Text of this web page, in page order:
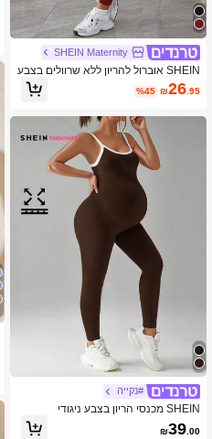
SHEIN Maternity
SHEIN אוברול להריון ללא שרוולים בצבע
אחיד
₪26.95
%45
#נקייה
SHEIN מכנסי הריון בצבע ניגודי
₪39.00